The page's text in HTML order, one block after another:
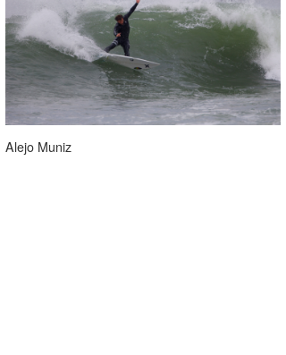
Alejo Muniz